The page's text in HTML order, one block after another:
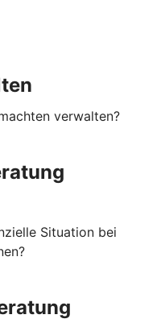
verwalten?
Situation bei